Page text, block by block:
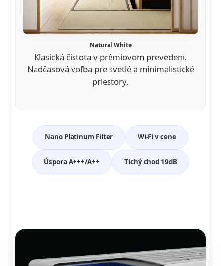
Natural White
Klasická čistota v prémiovom prevedení.
Nadčasová voľba pre svetlé a minimalistické
priestory.
Nano Platinum Filter Wi-Fi v cene
Úspora A+++/A++ Tichý chod 19dB